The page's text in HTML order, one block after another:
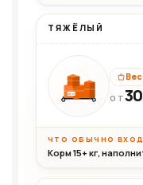
ТЯЖЁЛЫЙ
30+кг ОТ
ЧТО ОБЫЧНО
Корм 15+ кг,